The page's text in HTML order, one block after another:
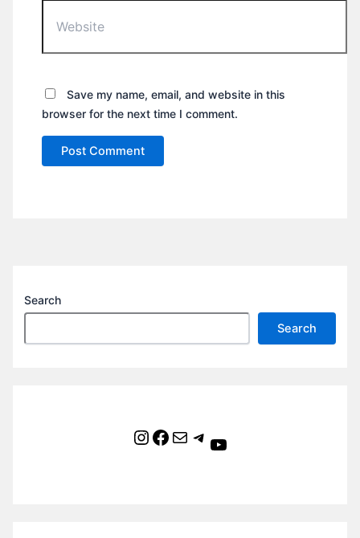
Save my name, email, and website in this
browser for the next time I comment.
Search
Search
Instagram Facebook Mail Telegram YouTube